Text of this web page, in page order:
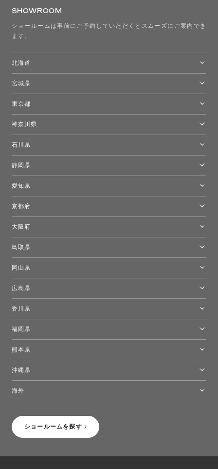
SHOWROOM
ショールームは事前にご予約していただくとスムーズにご案内でき
ます。
ショールームを探す
北海道
宮城県
東京都
モーイ東京
キーブー東京
FLOS｜フロスデザインスペース青山
神奈川県
石川県
静岡県
愛知県
京都府
大阪府
鳥取県
岡山県
広島県
香川県
福岡県
熊本県
沖縄県
海外